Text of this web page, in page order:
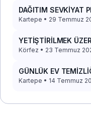
DAĞITIM SEVKİYAT
Kartepe • 29 Temmuz
YETİŞTİRİLMEK
Körfez • 23 Temmuz
GÜNLÜK EV
PERSONEL
Kartepe • 14 Temmuz